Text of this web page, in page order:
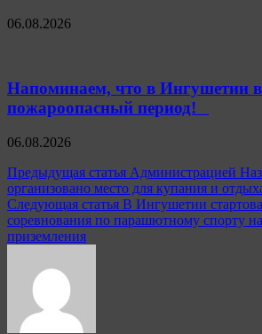
06.08.2026
Напоминаем, что в Ингушетии
пожароопасный период!⁣⁣⠀
06.08.2026
Навигация
по
записям
Предыдущая статья Администрацией
организовано место для купания и
Следующая статья В Ингушетии
соревнования по парашютному спорту
приземления